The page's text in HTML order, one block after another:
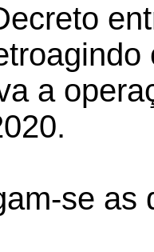
a
se as